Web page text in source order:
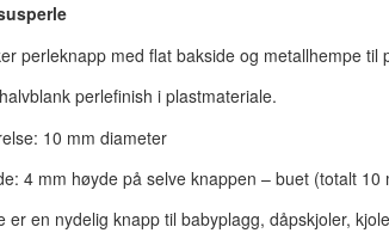
perleknapp med flat bakside og metallhempe til
perlefinish i plastmateriale.
10 mm diameter
4 mm høyde på selve knappen – buet (totalt
er en nydelig knapp til babyplagg, dåpskjoler,